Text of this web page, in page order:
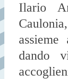
Ilario
dando